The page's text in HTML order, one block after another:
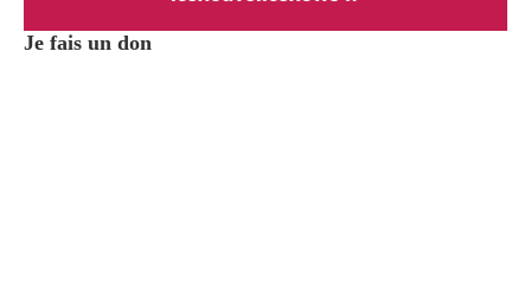
Je fais un don